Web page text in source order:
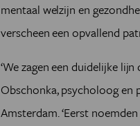
mentaal welzijn en
verscheen een opvallend
‘We zagen een duidelijke
Obschonka, psycholoog en
Amsterdam. ‘Eerst